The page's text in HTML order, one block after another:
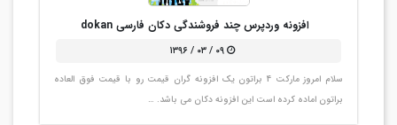
افزونه وردپرس چند فروشندگی دکان فارسی dokan
۰۹ / ۰۳ / ۱۳۹۶
سلام امروز مارکت 4 براتون یک افزونه گران قیمت رو با قیمت فوق العاده
براتون اماده کرده است این افزونه دکان می باشد. …